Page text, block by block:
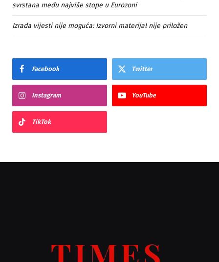
svrstana među najviše stope u Eurozoni
Izrada vijesti nije moguća: Izvorni materijal nije priložen
Facebook Twitter
Instagram YouTube
TikTok